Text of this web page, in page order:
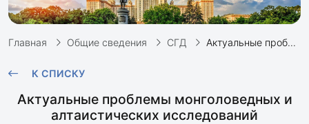
Главная Общие сведения СГД Актуальные проблемы монголоведных и алтаистических исследований
К СПИСКУ
Актуальные проблемы монголоведных и
алтаистических исследований